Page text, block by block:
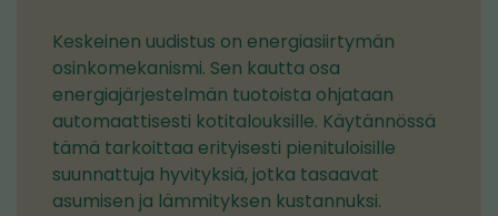
Keskeinen uudistus on energiasiirtymän
osinkomekanismi. Sen kautta osa
energiajärjestelmän tuotoista ohjataan
automaattisesti kotitalouksille. Käytännössä
tämä tarkoittaa erityisesti pienituloisille
suunnattuja hyvityksiä, jotka tasaavat
asumisen ja lämmityksen kustannuksi.